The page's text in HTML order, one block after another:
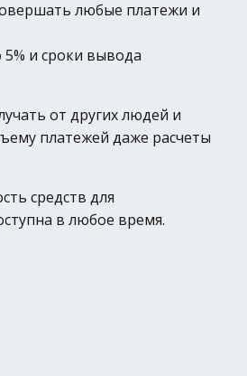
любые платежи и
и сроки вывода
от других людей и
платежей даже расчеты
средств для
в любое время.